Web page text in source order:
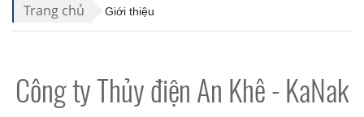
Trang chủ Giới thiệu
Công ty Thủy điện An Khê - KaNak